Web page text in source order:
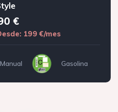
€
199 €/mes
Manual Gasolina